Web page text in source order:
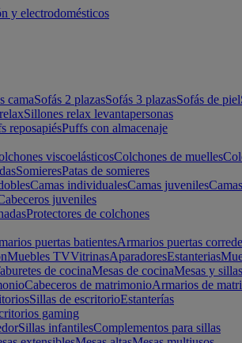
camaSofás 2 plazasSofás 3 plazasSofás de piel
Sillones relax levantapersonas
reposapiésPuffs con almacenaje
viscoelásticosColchones de muelles
SomieresPatas de somieres
Camas individualesCamas juveniles
juveniles
Protectores de colchones
puertas batientesArmarios puertas
Muebles TVVitrinasAparadoresEstanterias
de cocinaMesas de cocinaMesas y
Cabeceros de matrimonioArmarios de
Sillas de escritorioEstanterías
gaming
Sillas infantilesComplementos para sillas